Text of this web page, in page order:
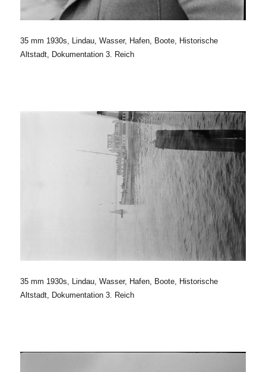
35 mm 1930s, Lindau, Wasser, Hafen, Boote, Historische
Altstadt, Dokumentation 3. Reich
35 mm 1930s, Lindau, Wasser, Hafen, Boote, Historische
Altstadt, Dokumentation 3. Reich